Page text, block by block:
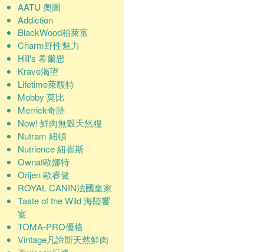
AATU 奧圖
Addiction
BlackWood柏萊富
Charm野性魅力
Hill's 希爾思
Krave渴望
Lifetime萊馥特
Mobby 莫比
Merrick奇跡
Now! 鮮肉無穀天然糧
Nutram 紐頓
Nutrience 紐崔斯
Ownat歐娜特
Orijen 歐睿健
ROYAL CANIN法國皇家
Taste of the Wild 海陸饗
宴
TOMA-PRO優格
Vintage凡諦斯天然鮮肉